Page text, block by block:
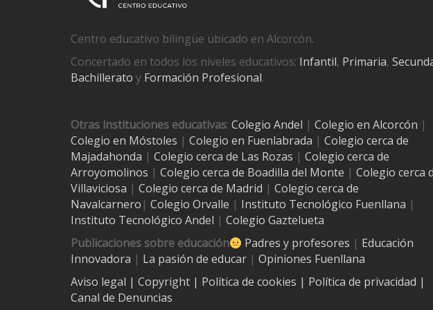
Centro educativo bilingüe ubicado en Alcorcón.
Concertado en todos los niveles educativos: Infantil, Primaria,
Bachillerato y Formación Profesional.
Otras instituciones educativas: Colegio Andel | Colegio en Alcorcón |
Colegio en Móstoles | Colegio en Fuenlabrada | Colegio cerca de
Majadahonda | Colegio cerca de Las Rozas | Colegio cerca de
Arroyomolinos | Colegio cerca de Boadilla del Monte | Colegio cerca
Villaviciosa | Colegio cerca de Madrid | Colegio cerca de
Navalcarnero | Colegio Orvalle | Instituto Tecnológico Fuenllana |
Instituto Tecnológico Andel | Colegio Gaztelueta
Publicaciones sobre educación
Padres y profesores | Educación
Innovadora | La pasión de educar | Opiniones Fuenllana
Aviso legal | Copyright | Política de cookies | Política de privacidad |
Canal de Denuncias